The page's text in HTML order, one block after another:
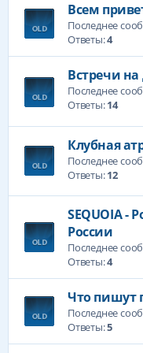
Всем
Последнее
Ответы:4
Встречи на
Последнее
Ответы:14
Клубная
Последнее
Ответы:12
SEQUOIA -
России
Последнее
Ответы:4
Что
Последнее
Ответы:5